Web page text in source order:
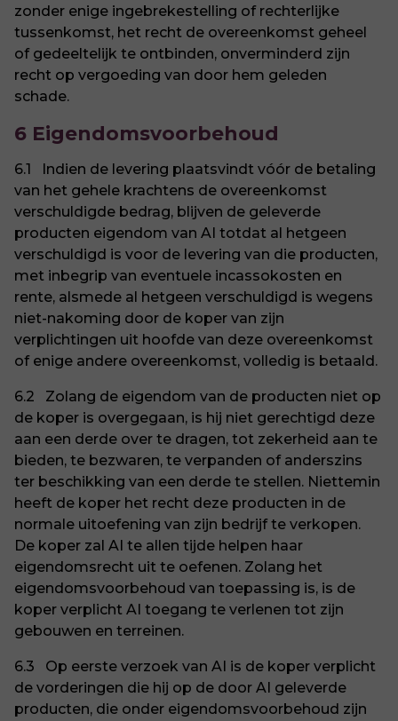
zonder enige ingebrekestelling of rechterlijke
tussenkomst, het recht de overeenkomst geheel
of gedeeltelijk te ontbinden, onverminderd zijn
recht op vergoeding van door hem geleden
schade.
6 Eigendomsvoorbehoud
6.1 Indien de levering plaatsvindt vóór de betaling
van het gehele krachtens de overeenkomst
verschuldigde bedrag, blijven de geleverde
producten eigendom van AI totdat al hetgeen
verschuldigd is voor de levering van die producten,
met inbegrip van eventuele incassokosten en
rente, alsmede al hetgeen verschuldigd is wegens
niet-nakoming door de koper van zijn
verplichtingen uit hoofde van deze overeenkomst
of enige andere overeenkomst, volledig is betaald.
6.2 Zolang de eigendom van de producten niet op
de koper is overgegaan, is hij niet gerechtigd deze
aan een derde over te dragen, tot zekerheid aan te
bieden, te bezwaren, te verpanden of anderszins
ter beschikking van een derde te stellen. Niettemin
heeft de koper het recht deze producten in de
normale uitoefening van zijn bedrijf te verkopen.
De koper zal AI te allen tijde helpen haar
eigendomsrecht uit te oefenen. Zolang het
eigendomsvoorbehoud van toepassing is, is de
koper verplicht AI toegang te verlenen tot zijn
gebouwen en terreinen.
6.3 Op eerste verzoek van AI is de koper verplicht
de vorderingen die hij op de door AI geleverde
producten, die onder eigendomsvoorbehoud zijn